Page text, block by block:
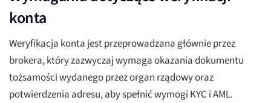
konta
Weryfikacja konta jest przeprowadzana głównie przez
brokera, który zazwyczaj wymaga okazania dokumentu
tożsamości wydanego przez organ rządowy oraz
potwierdzenia adresu, aby spełnić wymogi KYC i AML.